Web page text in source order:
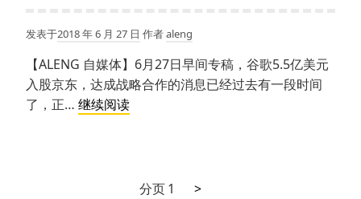
件
新
产
发表于2018 年 6 月 27 日 作者aleng
【ALENG 自媒体】6月27日早间专稿，谷歌5.5亿美元
入股京东，达成战略合作的消息已经过去有一段时间
了，正… 继续阅读如
借分页1
下
>